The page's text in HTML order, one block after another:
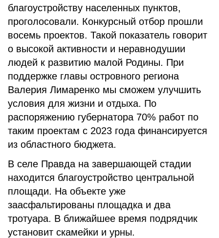
благоустройству населенных пунктов,
проголосовали. Конкурсный отбор прошли
восемь проектов. Такой показатель говорит
о высокой активности и неравнодушии
людей к развитию малой Родины. При
поддержке главы островного региона
Валерия Лимаренко мы сможем улучшить
условия для жизни и отдыха. По
распоряжению губернатора 70% работ по
таким проектам с 2023 года финансируется
из областного бюджета.
В селе Правда на завершающей стадии
находится благоустройство центральной
площади. На объекте уже
заасфальтированы площадка и два
тротуара. В ближайшее время подрядчик
установит скамейки и урны.